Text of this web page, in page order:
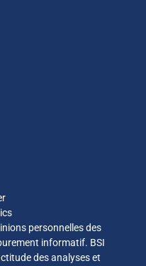
personnelles des
informatif. BSI
des analyses et